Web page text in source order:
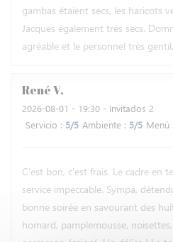
gambas étaient secs, les haricots
Jacques également très secs.
agréable et le personnel très gentil.
RenéV
2026-08-01 - 19:30 - Invitados 2
Servicio : 5/5 Ambiente : 5/5 Menú
C'est bon, c'est frais. Le cadre en
service impeccable. Sympa,
bonne soirée en savourant des
homard, pamplemousse,